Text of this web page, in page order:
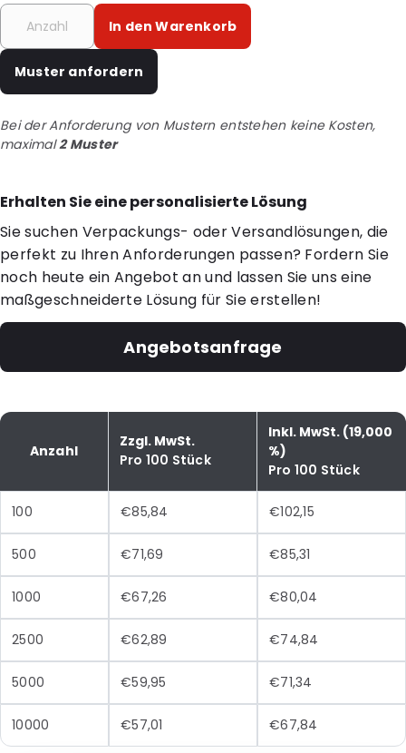
In den Warenkorb
Muster anfordern
Bei der Anforderung von Mustern entstehen keine Kosten,
maximal2 Muster
Erhalten Sie eine personalisierte Lösung
Sie suchen Verpackungs- oder Versandlösungen, die
perfekt zu Ihren Anforderungen passen? Fordern Sie
noch heute ein Angebot an und lassen Sie uns eine
maßgeschneiderte Lösung für Sie erstellen!
Angebotsanfrage
Anzahl
Zzgl. MwSt.
Pro 100 Stück
Inkl. MwSt. (19,000
%)
Pro 100 Stück
100 €85,84 €102,15
500 €71,69 €85,31
1000 €67,26 €80,04
2500 €62,89 €74,84
5000 €59,95 €71,34
10000 €57,01 €67,84